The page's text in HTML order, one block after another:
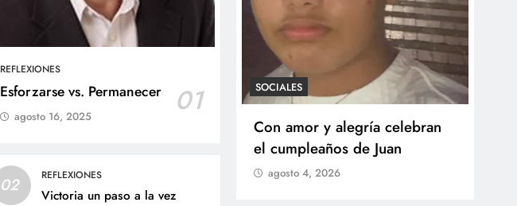
REFLEXIONES
Esforzarse vs. Permanecer 01
agosto 16, 2025
02 REFLEXIONES
Victoria un paso a la vez
SOCIALES
Jaime Andrés Bejarano Castillo
bautismo este domingo
agosto 4, 2026
SOCIALES
Con amor y alegría celebran
el cumpleaños de Juan
agosto 4, 2026